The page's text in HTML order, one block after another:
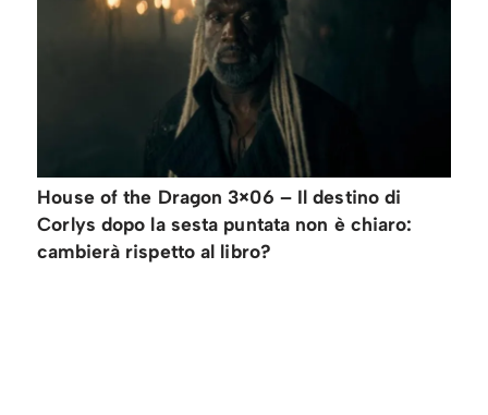
House of the Dragon 3×06 – Il destino di
Corlys dopo la sesta puntata non è chiaro:
cambierà rispetto al libro?